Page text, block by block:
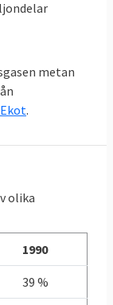
plats
och
Förändring
- 9 %
- 16 %
metan
.
olika
1990
39 %